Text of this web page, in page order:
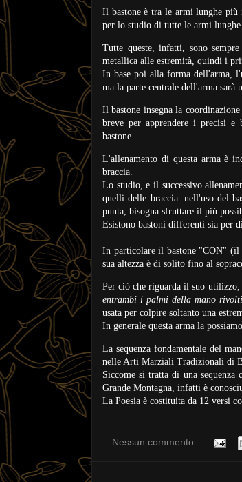
Il bastone è tra le armi lunghe
per lo studio di tutte le armi lunghe
Tutte queste, infatti, sono
metallica alle estremità, quindi i
In base poi alla forma dell'arma,
ma la parte centrale dell'arma sarà
Il bastone insegna la
breve per apprendere i precisi e
bastone.
L'allenamento di questa arma è
braccia.
Lo studio, e il successivo
quelli delle braccia: nell'uso del
punta, bisogna sfruttare il più
Esistono bastoni differenti sia per
In particolare il bastone "CON" (il
sua altezza è di solito fino al
Per ciò che riguarda il suo
entrambi i palmi della mano
usata per colpire soltanto una
In generale questa arma la
La sequenza fondamentale del
nelle Arti Marziali Tradizionali di
Siccome si tratta di una
Grande Montagna, infatti è
La Poesia è costituita da 12 versi
Nessun commento: